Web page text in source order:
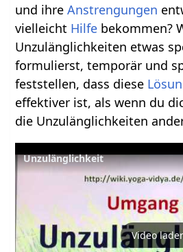
und ihreAnstrengungen
vielleicht Hilfe bekommen?
Unzulänglichkeiten etwas
formulierst, temporär und
feststellen, dass diese
effektiver ist, als wenn du
die Unzulänglichkeiten
Unzulänglichkeit
Video